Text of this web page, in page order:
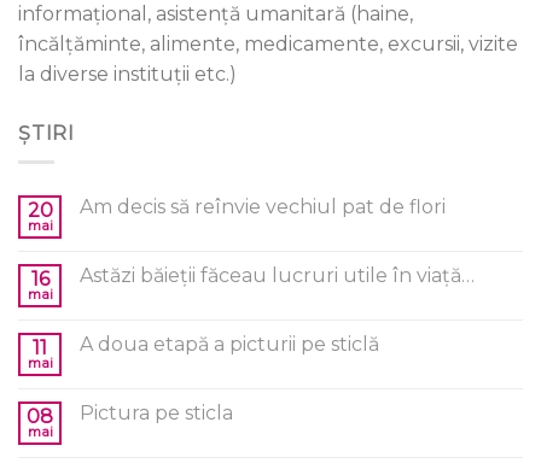
informațional, asistență umanitară (haine,
încălțăminte, alimente, medicamente, excursii, vizite
la diverse instituții etc.)
ȘTIRI
20
mai
Am decis să reînvie vechiul pat de flori
16
mai
Astăzi băieții făceau lucruri utile în viață…
11
mai
A doua etapă a picturii pe sticlă
08
mai
Pictura pe sticla